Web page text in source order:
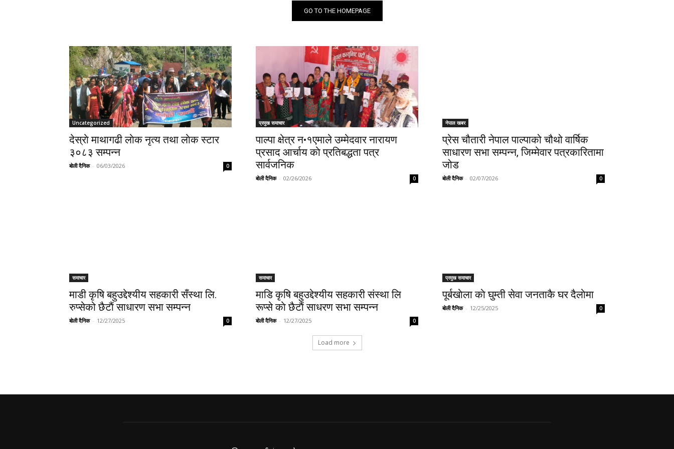
GO TO THE HOMEPAGE
Uncategorized
देस्राे माथागढी लाेक नृत्य तथा लाेक स्टार
३०८३ सम्पन्न
बोली दैनिक - 06/03/2026 0
प्रमुख समाचार
पाल्पा क्षेत्र न•१एमाले उम्मेदवार नारायण
प्रसाद आर्चाय काे प्रतिबद्धता पत्र
सार्वजनिक
बोली दैनिक - 02/26/2026 0
नेपाल खबर
प्रेस चौतारी नेपाल पाल्पाको चौथो वार्षिक
साधारण सभा सम्पन्न, जिम्मेवार पत्रकारितामा
जोड
बोली दैनिक - 02/07/2026 0
समाचार
माडी कृषि बहुउद्देश्यीय सहकारी सँस्था लि.
रुप्सेको छैटाैं साधारण सभा सम्पन्न
बोली दैनिक - 12/27/2025 0
समाचार
माडि कृषि बहुउद्देश्यीय सहकारी संस्था लि
रूप्से काे छैटाैं साधरण सभा सम्पन्न
बोली दैनिक - 12/27/2025 0
प्रमुख समाचार
पूर्बखाेला काे घुम्ती सेवा जनताकै घर दैलाेमा
बोली दैनिक - 12/25/2025 0
Load more